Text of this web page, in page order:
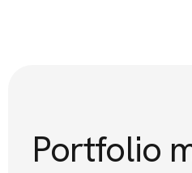
Portfolio